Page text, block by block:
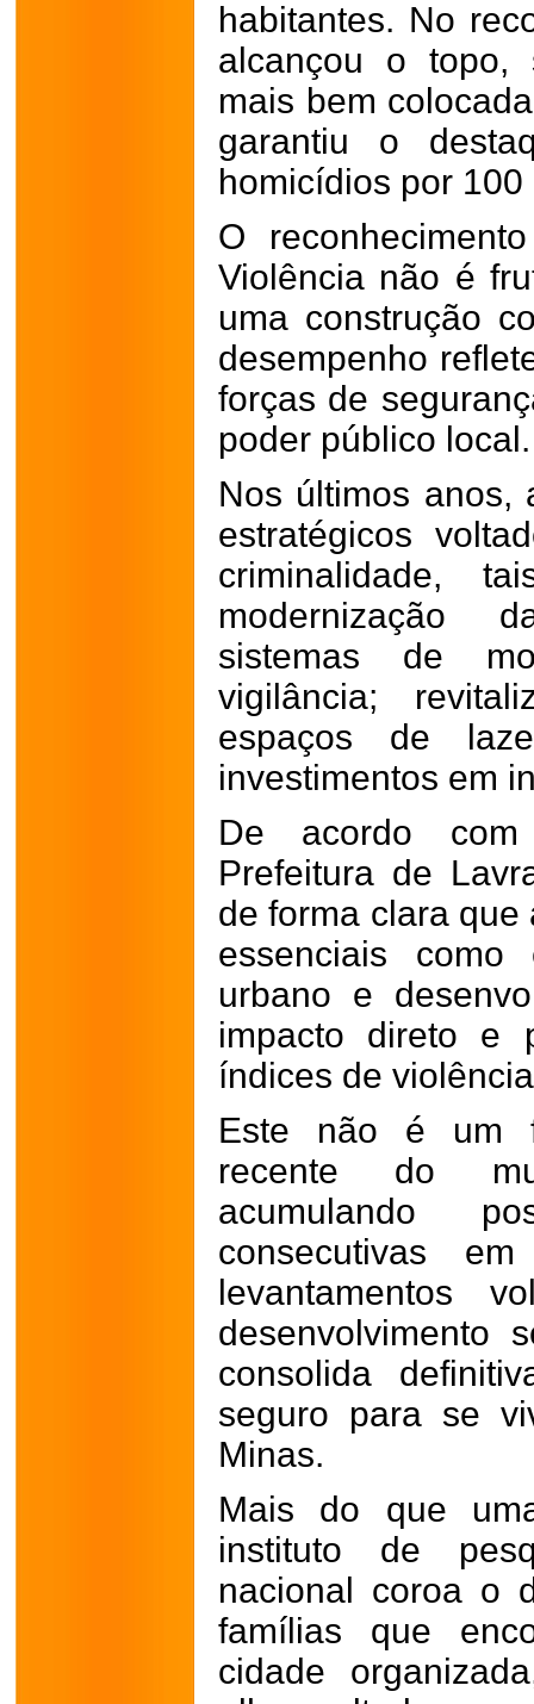
habitantes. No
alcançou o topo,
mais bem
garantiu o
homicídios por
O
Violência não é
uma construção
desempenho
forças de
poder público local.
Nos últimos anos,
estratégicos
criminalidade,
modernização
sistemas de
vigilância;
espaços de
investimentos em
De acordo
Prefeitura de
de forma clara
essenciais como
urbano e
impacto direto e
índices de
Este não é um
recente do
acumulando
consecutivas
levantamentos
desenvolvimento
consolida
seguro para se
Minas.
Mais do que
instituto de
nacional coroa o
famílias que
cidade